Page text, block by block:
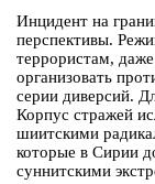
Инцидент на
перспективы.
террористам,
организовать
серии диверсий.
Корпус стражей
шиитскими
которые в Сирии
суннитскими